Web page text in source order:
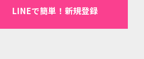
LINEで簡単！新規登録